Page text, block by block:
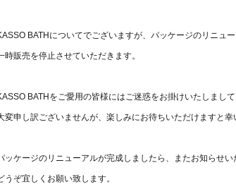
BATHについてでございますが、パッケージのリニュ
時販売を停止させていただきます。
BATHをご愛用の皆様にはご迷惑をお掛けいたしまして
変申し訳ございませんが、楽しみにお待ちいただけますと幸
ッケージのリニューアルが完成しましたら、またお知らせい
うぞ宜しくお願い致します。